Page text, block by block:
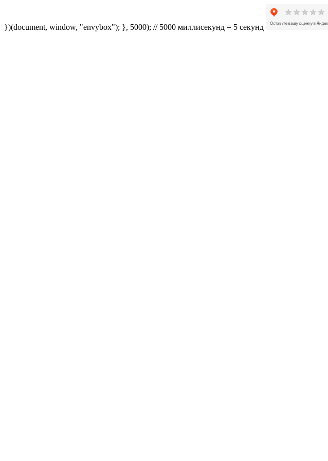
})(document, window, "envybox"); }, 5000); // 5000 миллисекунд = 5 секунд